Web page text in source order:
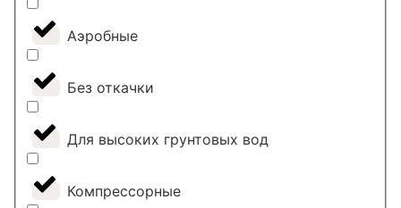
Аэробные
Без откачки
Для высоких грунтовых вод
Компрессорные